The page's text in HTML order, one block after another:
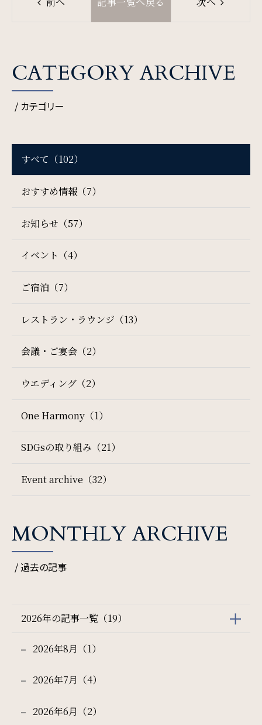
一部屋あたりのご利用人数
ご利用部屋数
宿泊プラン一覧
CATEGORY ARCHIVE
/ カテゴリー
すべて（102）
おすすめ情報（7）
お知らせ（57）
イベント（4）
ご宿泊（7）
レストラン・ラウンジ（13）
会議・ご宴会（2）
ウエディング（2）
One Harmony（1）
SDGsの取り組み（21）
Event archive（32）
MONTHLY ARCHIVE
/ 過去の記事
2026年の記事一覧（19）
2026年8月（1）
2026年7月（4）
2026年6月（2）